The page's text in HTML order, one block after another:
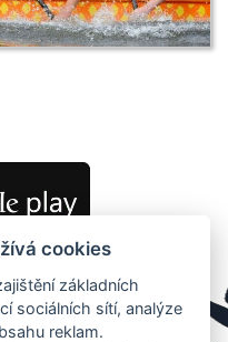
cookies
základních
sociálních sítí, analýze
reklam.